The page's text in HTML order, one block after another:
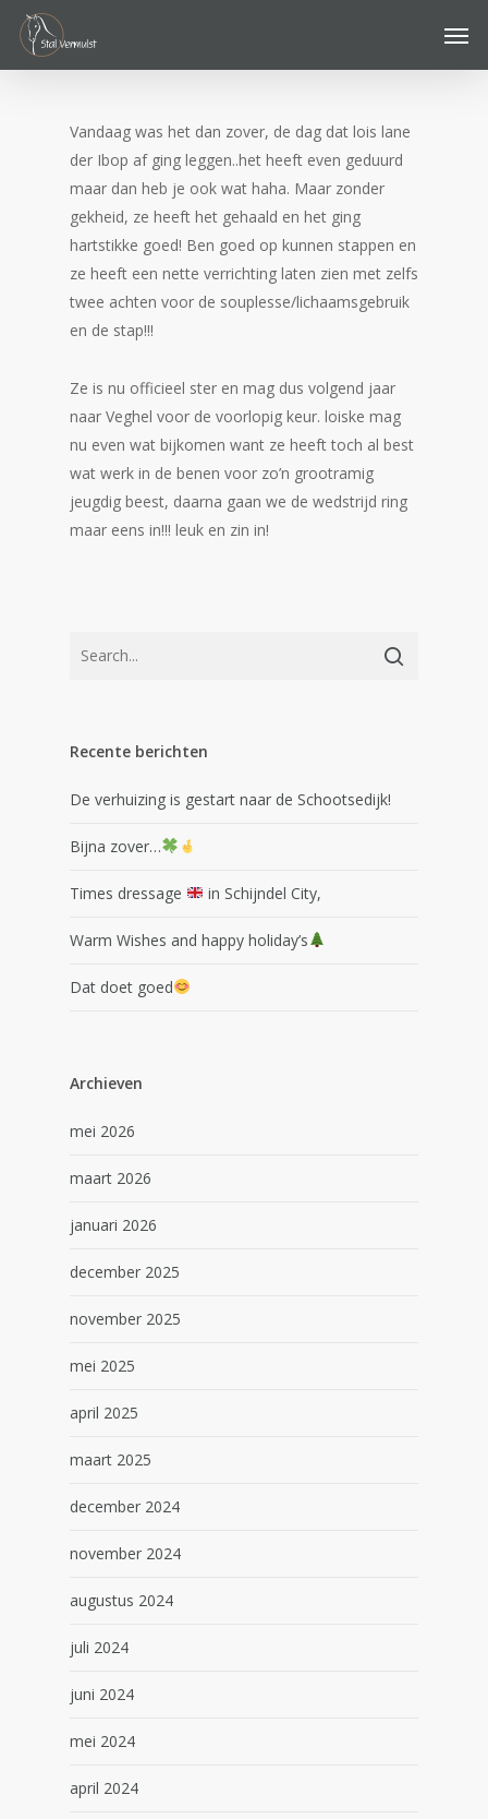
Skip
main
Vandaag was het dan zover, de dag dat lois lane
der Ibop af ging leggen..het heeft even geduurd
maar dan heb je ook wat haha. Maar zonder
gekheid, ze heeft het gehaald en het ging
hartstikke goed! Ben goed op kunnen stappen en
ze heeft een nette verrichting laten zien met zelfs
twee achten voor de souplesse/lichaamsgebruik
en de stap!!!
Ze is nu officieel ster en mag dus volgend jaar
naar Veghel voor de voorlopig keur. loiske mag
nu even wat bijkomen want ze heeft toch al best
wat werk in de benen voor zo’n grootramig
jeugdig beest, daarna gaan we de wedstrijd ring
maar eens in!!! leuk en zin in!
Recente berichten
De verhuizing is gestart naar de Schootsedijk!
Bijna zover…
Times dressage in Schijndel City,
Warm Wishes and happy holiday’s
Dat doet goed
Archieven
mei 2026
maart 2026
januari 2026
december 2025
november 2025
mei 2025
april 2025
maart 2025
december 2024
november 2024
augustus 2024
juli 2024
juni 2024
mei 2024
april 2024